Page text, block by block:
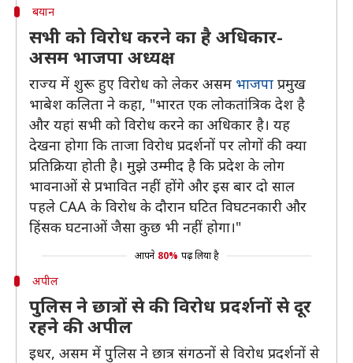
बयान
सभी को विरोध करने का है अधिकार-
असम भाजपा अध्यक्ष
राज्य में शुरू हुए विरोध को लेकर असम भाजपा प्रमुख
भाबेश कलिता ने कहा, "भारत एक लोकतांत्रिक देश है
और यहां सभी को विरोध करने का अधिकार है। यह
देखना होगा कि ताजा विरोध प्रदर्शनों पर लोगों की क्या
प्रतिक्रिया होती है। मुझे उम्मीद है कि प्रदेश के लोग
भावनाओं से प्रभावित नहीं होंगे और इस बार दो साल
पहले CAA के विरोध के दौरान घटित विघटनकारी और
हिंसक घटनाओं जैसा कुछ भी नहीं होगा।"
आपने 80% पढ़ लिया है
अपील
पुलिस ने छात्रों से की विरोध प्रदर्शनों से दूर
रहने की अपील
इधर, असम में पुलिस ने छात्र संगठनों से विरोध प्रदर्शनों से